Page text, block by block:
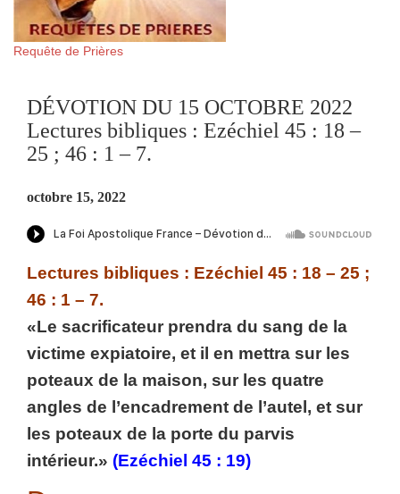
Requête de Prières
DÉVOTION DU 15 OCTOBRE 2022
Lectures bibliques : Ezéchiel 45 : 18 –
25 ; 46 : 1 – 7.
octobre 15, 2022
Lectures bibliques : Ezéchiel 45 : 18 – 25 ;
46 : 1 – 7.
«Le sacrificateur prendra du sang de la
victime expiatoire, et il en mettra sur les
poteaux de la maison, sur les quatre
angles de l’encadrement de l’autel, et sur
les poteaux de la porte du parvis
intérieur.» (Ezéchiel 45 : 19)